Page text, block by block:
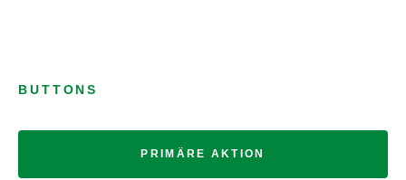
BUTTONS
PRIMÄRE AKTION